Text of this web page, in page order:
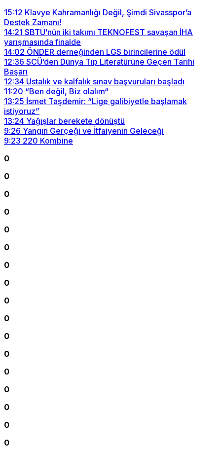
15:12 Klavye Kahramanlığı Değil, Şimdi Sivasspor’a
Destek Zamanı!
14:21 SBTÜ’nün iki takımı TEKNOFEST savaşan İHA
yarışmasında finalde
14:02 ÖNDER derneğinden LGS birincilerine ödül
12:36 SCÜ’den Dünya Tıp Literatürüne Geçen Tarihi
Başarı
12:34 Ustalık ve kalfalık sınav başvuruları başladı
11:20 “Ben değil, Biz olalım“
13:25 İsmet Taşdemir: “Lige galibiyetle başlamak
istiyoruz”
13:24 Yağışlar berekete dönüştü
9:26 Yangın Gerçeği ve İtfaiyenin Geleceği
9:23 220 Kombine
0
0
0
0
0
0
0
0
0
0
0
0
0
0
0
0
0